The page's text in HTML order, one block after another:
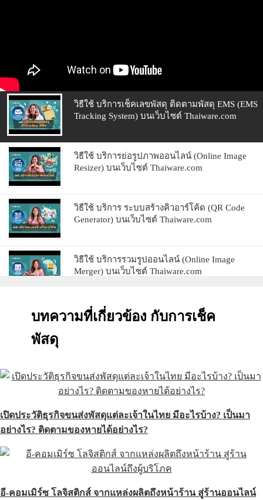
วิธีใช้ บริการเช็คเลขพัสดุ ติดตามพัสดุ EMS (EMS
Tracking System) บนเว็บไซต์ Thaiware.com
วิธีใช้ บริการย่อรูปภาพออนไลน์ (Online Image
Resizer) บนเว็บไซต์ Thaiware.com
วิธีใช้ บริการ ระบบสร้างคิวอาร์โค้ด (QR Code
Generator) บนเว็บไซต์ Thaiware.com
วิธีใช้ บริการรวมรูปออนไลน์ (Online Image
Merger) บนเว็บไซต์ Thaiware.com
วิธีใช้ บริการนับตัวอักษร หรือ ตัวหนังสือ
(Character Counter) บนเว็บไซต์ Thaiware.com
เว็บไซต์ Thaiware.com
วิธีใช้ บริการเช็คไอพี (Check IP Address) บน
เว็บไซต์ Thaiware.com
วิธีใช้ บริการเช็คโดเมน (Check Domain) บน
บทความที่เกี่ยวข้อง กับการเช็ค
พัสดุ
เปิดประวัติธุรกิจขนส่งพัสดุแต่ละเจ้าในไทย มีอะไรบ้าง? เป็นมา
อย่างไร? ติดตามของหายได้อย่างไร?
อี-คอมเมิร์ซ โลจิสติกส์ จากแหล่งผลิตถึงหน้าร้าน สู่ร้านออนไลน์